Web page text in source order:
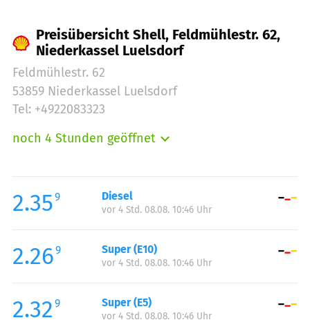
Preisübersicht Shell, Feldmühlestr. 62,
Niederkassel Luelsdorf
Feldmühlestr. 62
53859 Niederkassel Luelsdorf
Tel: +4922083323
noch 4 Stunden geöffnet
Mittwoch:
06:00-22:00
Donnerstag:
Samstag:
07:00-22:00
Sonntag:
2.359 Diesel
vor 4 Std. 08.08. 10:46 Uhr
2.269 Super (E10)
vor 4 Std. 08.08. 10:46 Uhr
2.32 9 Super (E5)
vor 4 Std. 08.08. 10:46 Uhr